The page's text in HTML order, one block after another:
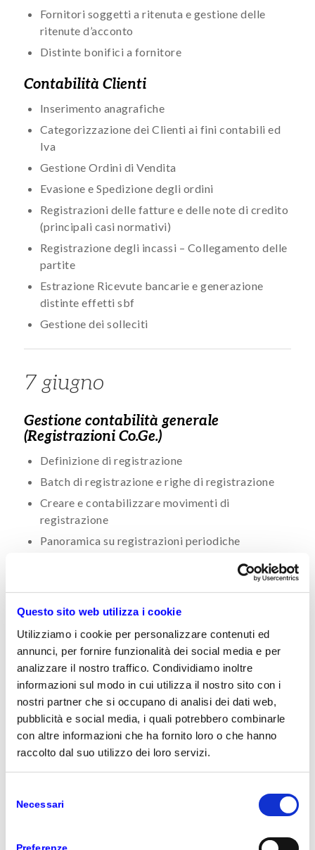
Questo sito web utilizza i cookie
Utilizziamo i cookie per personalizzare contenuti ed
annunci, per fornire funzionalità dei social media e per
analizzare il nostro traffico. Condividiamo inoltre
informazioni sul modo in cui utilizza il nostro sito con i
nostri partner che si occupano di analisi dei dati web,
pubblicità e social media, i quali potrebbero combinarle
con altre informazioni che ha fornito loro o che hanno
raccolto dal suo utilizzo dei loro servizi.
delNecessari
Fornitori soggetti a ritenuta e gestione delle
ritenute d’acconto
Distinte bonifici a fornitore
Contabilità Clienti
Inserimento anagrafiche
Categorizzazione dei Clienti ai fini contabili ed
Iva
Gestione Ordini di Vendita
Evasione e Spedizione degli ordini
Registrazioni delle fatture e delle note di credito
(principali casi normativi)
Registrazione degli incassi – Collegamento delle
partite
Estrazione Ricevute bancarie e generazione
distinte effetti sbf
Gestione dei solleciti
7 giugno
Gestione contabilità generale
(Registrazioni Co.Ge.)
Definizione di registrazione
Batch di registrazione e righe di registrazione
Creare e contabilizzare movimenti di
registrazione
Panoramica su registrazioni periodiche
Bilancio di verifica e situazioni contabili
Gestione IVA
Le registrazioni ai fini IV
Registri Iva e Calcolo della liquidazione
periodica
Liquidazione periodica Iva ed Esterometro
Gestione delle lettere d’intento emesse e
ricevute
Creazione di un cc bancario